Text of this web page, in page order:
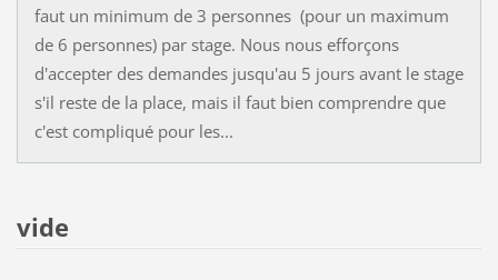
faut un minimum de 3 personnes (pour un maximum
de 6 personnes) par stage. Nous nous efforçons
d'accepter des demandes jusqu'au 5 jours avant le stage
s'il reste de la place, mais il faut bien comprendre que
c'est compliqué pour les...
vide